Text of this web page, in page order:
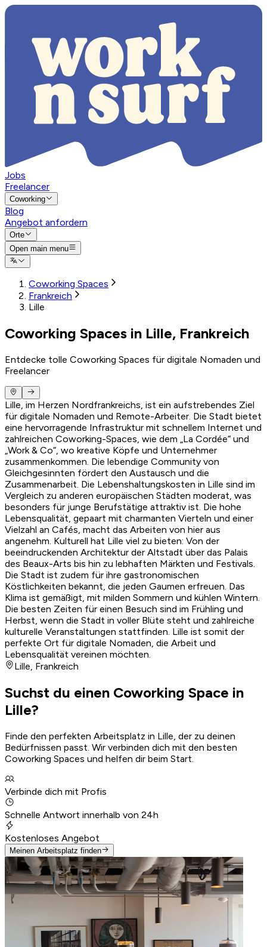
Jobs
Freelancer
Coworking
Blog
Angebot anfordern
Orte
Open main menu
Coworking Spaces
Frankreich
Lille
Coworking Spaces in Lille, Frankreich
Entdecke tolle Coworking Spaces für digitale Nomaden und
Freelancer
Lille, im Herzen Nordfrankreichs, ist ein aufstrebendes Ziel
für digitale Nomaden und Remote-Arbeiter. Die Stadt bietet
eine hervorragende Infrastruktur mit schnellem Internet und
zahlreichen Coworking-Spaces, wie dem „La Cordée“ und
„Work & Co“, wo kreative Köpfe und Unternehmer
zusammenkommen. Die lebendige Community von
Gleichgesinnten fördert den Austausch und die
Zusammenarbeit. Die Lebenshaltungskosten in Lille sind im
Vergleich zu anderen europäischen Städten moderat, was
besonders für junge Berufstätige attraktiv ist. Die hohe
Lebensqualität, gepaart mit charmanten Vierteln und einer
Vielzahl an Cafés, macht das Arbeiten von hier aus
angenehm. Kulturell hat Lille viel zu bieten: Von der
beeindruckenden Architektur der Altstadt über das Palais
des Beaux-Arts bis hin zu lebhaften Märkten und Festivals.
Die Stadt ist zudem für ihre gastronomischen
Köstlichkeiten bekannt, die jeden Gaumen erfreuen. Das
Klima ist gemäßigt, mit milden Sommern und kühlen Wintern.
Die besten Zeiten für einen Besuch sind im Frühling und
Herbst, wenn die Stadt in voller Blüte steht und zahlreiche
kulturelle Veranstaltungen stattfinden. Lille ist somit der
perfekte Ort für digitale Nomaden, die Arbeit und
Lebensqualität vereinen möchten.
Lille, Frankreich
Suchst du einen Coworking Space in
Lille?
Finde den perfekten Arbeitsplatz in Lille, der zu deinen
Bedürfnissen passt. Wir verbinden dich mit den besten
Coworking Spaces und helfen dir beim Start.
Verbinde dich mit Profis
Schnelle Antwort innerhalb von 24h
Kostenloses Angebot
Meinen Arbeitsplatz finden